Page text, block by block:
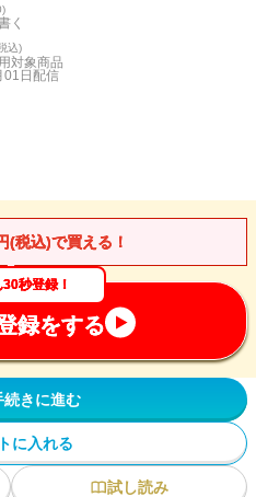
)
く
込)
対象商品
日 配信
(税込)で買える！
秒登録！
録をする
続きに進む
に入れる
試し読み